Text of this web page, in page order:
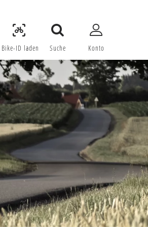
Bike-ID laden Suche Konto